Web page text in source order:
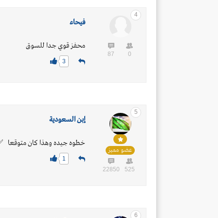
4
0
87
فيحاء
محفز قوي جدا للسوق
3
5
عضو مميز
525
22850
إبن السعودية
خطوه جيده وهذا كان متوقعا
1
6